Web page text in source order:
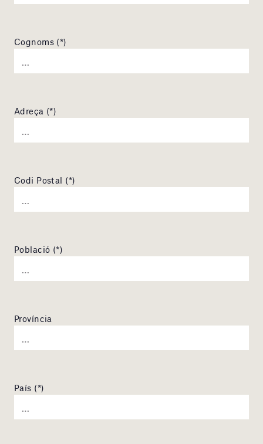
Cognoms (*)
Adreça (*)
Codi Postal (*)
Població (*)
Província
País (*)